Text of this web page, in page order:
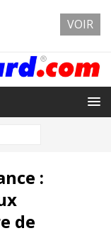
:
de
VOIR